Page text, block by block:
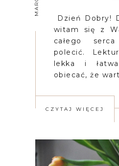
Dzień Dobry!
witam się z
całego
polecić.
lekka i
obiecać, że
CZYTAJ WIĘCEJ